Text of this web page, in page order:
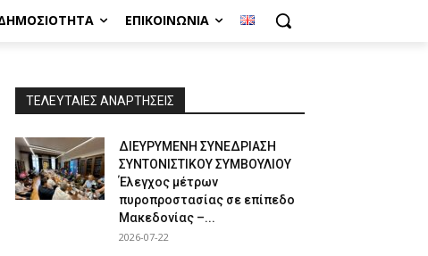
ΕΠΙΚΟΙΝΩΝΊΑ
ΤΕΛΕΥΤΑΙΕΣ ΑΝΑΡΤΗΣΕΙΣ
ΔΙΕΥΡΥΜΕΝΗ ΣΥΝΕΔΡΙΑΣΗ
ΣΥΝΤΟΝΙΣΤΙΚΟΥ ΣΥΜΒΟΥΛΙΟΥ
Έλεγχος μέτρων
πυροπροστασίας σε επίπεδο
Μακεδονίας –...
2026-07-22